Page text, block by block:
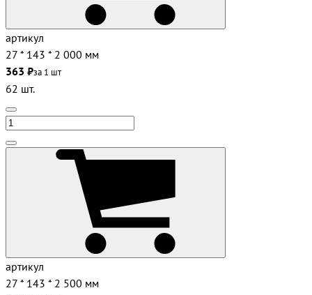
артикул
27 * 143 * 2 000 мм
363 ₽за 1 шт
62 шт.
артикул
27 * 143 * 2 500 мм